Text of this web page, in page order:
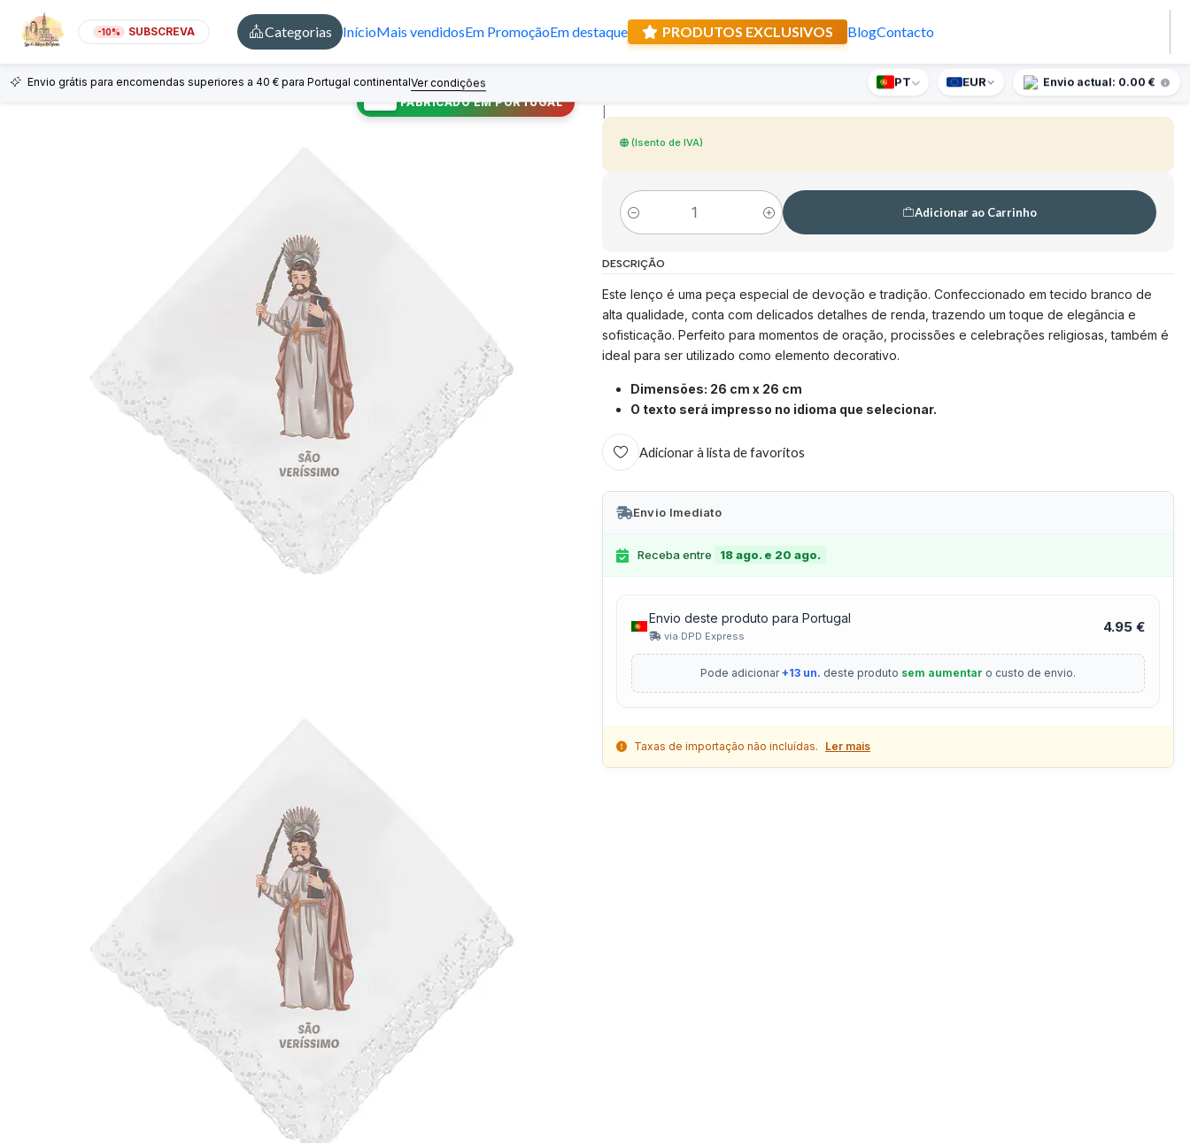
-10% SUBSCREVA Categorias InícioMais vendidosEm PromoçãoEm destaque PRODUTOS EXCLUSIVOS BlogContacto
Envio grátis para encomendas superiores a 40 € para Portugal continentalVer condições Recebe presente supresa para encomendas superiores a 90€
PT EUR Envio actual: 0.00 €
FABRICADO EM PORTUGAL
(Isento de IVA)
Quantidade
Adicionar ao Carrinho
DESCRIÇÃO
Este lenço é uma peça especial de devoção e tradição. Confeccionado em tecido branco de
alta qualidade, conta com delicados detalhes de renda, trazendo um toque de elegância e
sofisticação. Perfeito para momentos de oração, procissões e celebrações religiosas, também é
ideal para ser utilizado como elemento decorativo.
Dimensões: 26 cm x 26 cm
O texto será impresso no idioma que selecionar.
Adicionar à lista de favoritos
Envio Imediato
Receba entre 18 ago. e 20 ago.
Envio deste produto para Portugal
via DPD Express
4.95 €
Pode adicionar+13 un. deste produto sem aumentar o custo de envio.
Taxas de importação não incluídas. Ler mais